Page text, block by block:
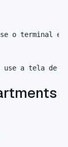
se o terminal
a tela de